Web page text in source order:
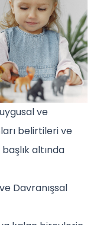
ve
belirtileri ve
altında
Davranışsal